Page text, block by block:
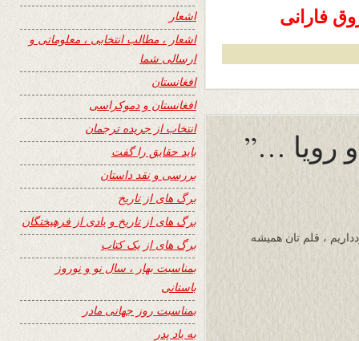
فارانی
رویا …”
، قلم تان همیشه
اشعار
اشعار ، مطالب انتخابی ، معلوماتی و
ارسالی شما
افغانستان
افغانستان و دموکراسی
انتخاب از جریده ترجمان
باید حقایق را گفت
بررسی و نقد داستان
برگ های از تاریخ
برگ های از تاریخ و یادی از فرهیختگان
برگ های از یک کتاب
بمناسبت بهار ، سال نو و نوروز
باستانی
بمناسبت روز جهانی مادر
به یاد پدر